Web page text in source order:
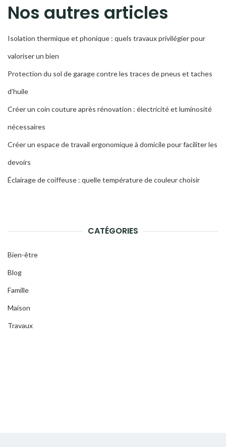
Nos autres articles
Isolation thermique et phonique : quels travaux privilégier pour
valoriser un bien
Protection du sol de garage contre les traces de pneus et taches
d’huile
Créer un coin couture après rénovation : électricité et luminosité
nécessaires
Créer un espace de travail ergonomique à domicile pour faciliter les
devoirs
Éclairage de coiffeuse : quelle température de couleur choisir
CATÉGORIES
Bien-être
Blog
Famille
Maison
Travaux